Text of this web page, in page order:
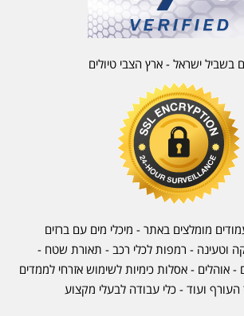
בשביל ישראל - ארץ הצבי טיולים
מומלצים באתר - מיכלי מים עם ברזים
וטעינה - רמפות לכלי רכב - תאורת שטח -
- אוהלים - אסלות כימיות לשימוש אזרחי לממדים
ועוד - כלי עבודה לבעלי מקצוע